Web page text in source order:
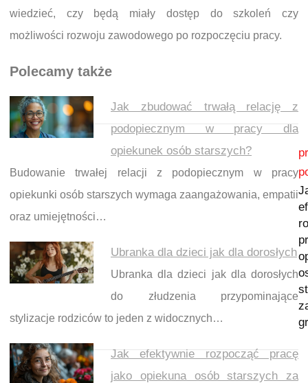
wiedzieć, czy będą miały dostęp do szkoleń czy
możliwości rozwoju zawodowego po rozpoczęciu pracy.
Polecamy także
Jak zbudować trwałą relację z
podopiecznym w pracy dla
opiekunek osób starszych?
Budowanie trwałej relacji z podopiecznym w pracy
opiekunki osób starszych wymaga zaangażowania, empatii
oraz umiejętności…
Ubranka dla dzieci jak dla dorosłych
Ubranka dla dzieci jak dla dorosłych
do złudzenia przypominające
stylizacje rodziców to jeden z widocznych…
Jak efektywnie rozpocząć pracę
jako opiekuna osób starszych za
Nawigacja wpisu